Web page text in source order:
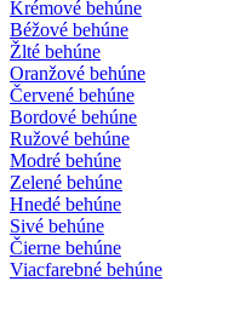
Krémové behúne
Béžové behúne
Žlté behúne
Oranžové behúne
Červené behúne
Bordové behúne
Ružové behúne
Modré behúne
Zelené behúne
Hnedé behúne
Sivé behúne
Čierne behúne
Viacfarebné behúne